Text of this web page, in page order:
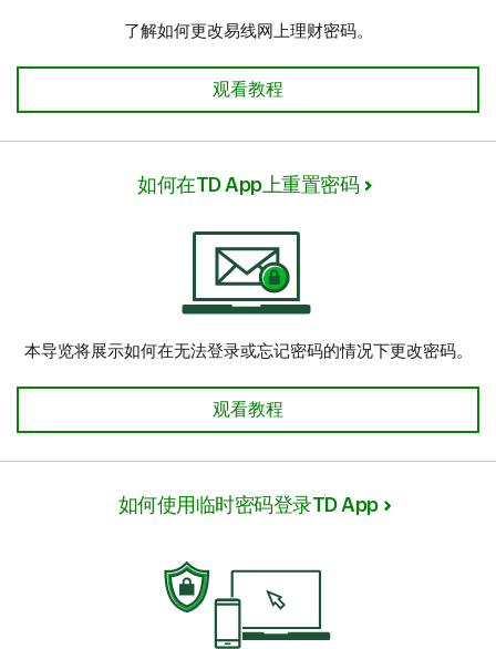
了解如何更改易线网上理财密码。
如何更改易线网上理财的密码 查看
观看教程
如何在TD App上重置密码
本导览将展示如何在无法登录或忘记密码的情况下更改密码。
如何在TD App上重置密码 查看教程
观看教程
如何使用临时密码登录TD App